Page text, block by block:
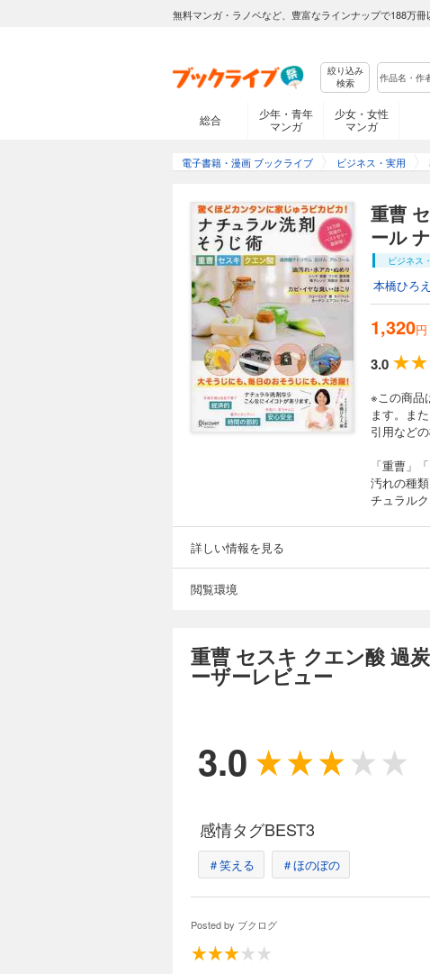
無料マンガ・ラノベなど、豊富なラインナップで188万冊
絞り込み
検索
総合
少年・青年
マンガ
少女・女性
マンガ
電子書籍・漫画 ブックライブ ビジネス・実用
重曹
ール
ビジネス
本橋ひろえ
1,320
3.0
※この商品
ます。ま
引用など
「重曹」
汚れの種
チュラル
詳しい情報を見る
閲覧環境
重曹 セスキ クエン酸 過
ーザーレビュー
3.0
感情タグBEST3
＃笑える ＃ほのぼの
Posted by ブクログ